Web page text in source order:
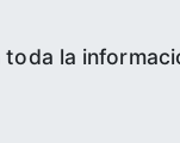
toda la